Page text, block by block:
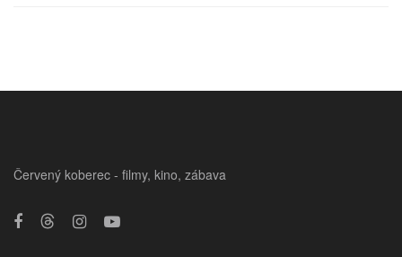
Červený koberec - filmy, kino, zábava